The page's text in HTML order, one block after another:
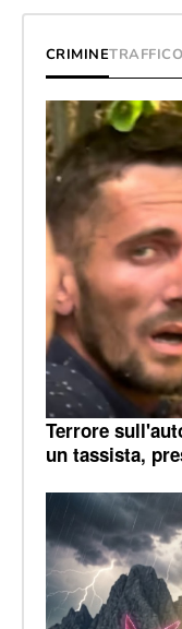
CRIMINE
Terrore
un tassista,